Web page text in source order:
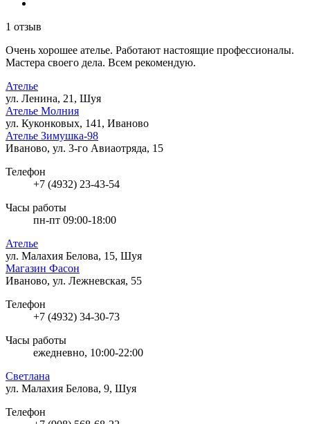
1 отзыв
Очень хорошее ателье. Работают настоящие профессионалы.
Мастера своего дела. Всем рекомендую.
Ателье
ул. Ленина, 21, Шуя
Ателье Молния
ул. Куконковых, 141, Иваново
Ателье Зимушка-98
Иваново, ул. 3-го Авиаотряда, 15
Телефон
+7 (4932) 23-43-54
Часы работы
пн-пт 09:00-18:00
Ателье
ул. Малахия Белова, 15, Шуя
Магазин Фасон
Иваново, ул. Лежневская, 55
Телефон
+7 (4932) 34-30-73
Часы работы
ежедневно, 10:00-22:00
Светлана
ул. Малахия Белова, 9, Шуя
Телефон